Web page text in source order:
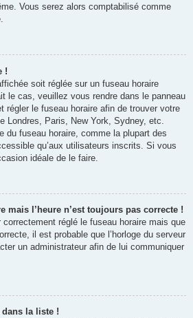
Vous serez alors comptabilisé comme
!
soit réglée sur un fuseau horaire
le cas, veuillez vous rendre dans le panneau
régler le fuseau horaire afin de trouver votre
Londres, Paris, New York, Sydney, etc.
du fuseau horaire, comme la plupart des
qu’aux utilisateurs inscrits. Si vous
idéale de le faire.
mais l’heure n’est toujours pas correcte !
réglé le fuseau horaire mais que
il est probable que l’horloge du serveur
un administrateur afin de lui communiquer
dans la liste !